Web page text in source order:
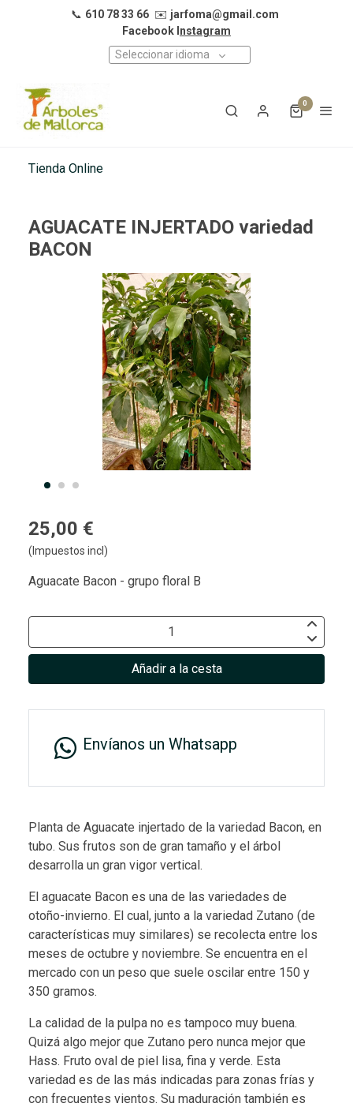
📞 610 78 33 66 ✉️ jarfoma@gmail.com
Facebook I nstagram
Seleccionar idioma
0
Tienda Online
AGUACATE INJERTADO variedad
BACON
25,00 €
(Impuestos incl)
Aguacate Bacon - grupo floral B
Añadir a la cesta
Envíanos un Whatsapp
Planta de Aguacate injertado de la variedad Bacon, en
tubo. Sus frutos son de gran tamaño y el árbol
desarrolla un gran vigor vertical.
El aguacate Bacon es una de las variedades de
otoño-invierno. El cual, junto a la variedad Zutano (de
características muy similares) se recolecta entre los
meses de octubre y noviembre. Se encuentra en el
mercado con un peso que suele oscilar entre 150 y
350 gramos.
La calidad de la pulpa no es tampoco muy buena.
Quizá algo mejor que Zutano pero nunca mejor que
Hass. Fruto oval de piel lisa, fina y verde. Esta
variedad es de las más indicadas para zonas frías y
con frecuentes vientos. Su maduración también es